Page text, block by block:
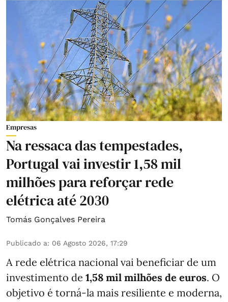
Empresas
Na ressaca das tempestades,
Portugal vai investir 1,58 mil
milhões para reforçar rede
elétrica até 2030
Tomás Gonçalves Pereira
Publicado a: 06 Agosto 2026, 17:29
A rede elétrica nacional vai beneficiar de um
investimento de 1,58 mil milhões de euros. O
objetivo é torná-la mais resiliente e moderna,